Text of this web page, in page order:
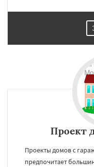
Проект
Проекты домов с
предпочитает